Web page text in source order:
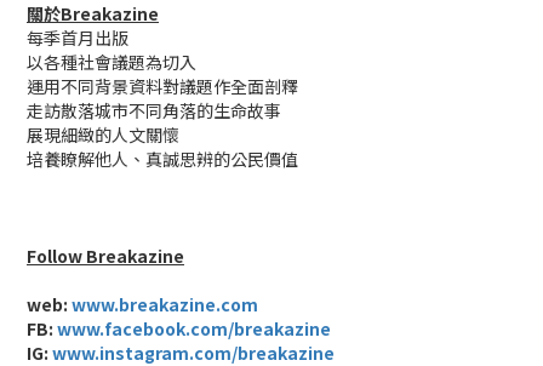
關於Breakazine
每季首月出版
以各種社會議題為切入
運用不同背景資料對議題作全面剖釋
走訪散落城市不同角落的生命故事
展現細緻的人文關懷
培養瞭解他人、真誠思辨的公民價值
Follow Breakazine
web: www.breakazine.com
FB: www.facebook.com/breakazine
IG: www.instagram.com/breakazine